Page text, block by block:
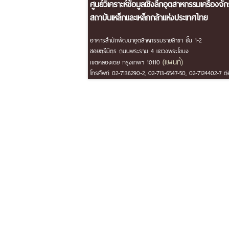
ศูนย์วิเคราะห์ข้อมูลเชิงลึกอุตสาหกรรมเครื่องจั
สถาบันเหล็กและเหล็กกล้าแห่งประเทศไทย
อาคารสำนักพัฒนาอุตสาหกรรมรายสาขา ชั้น 1-2
ซอยตรีมิตร ถนนพระราม 4 แขวงพระโขนง
เขตคลองเตย กรุงเทพฯ 10110 (แผนที่)
โทรศัพท์ 02-7136290-2, 02-713-6547-50, 02-7124402-7 ต่